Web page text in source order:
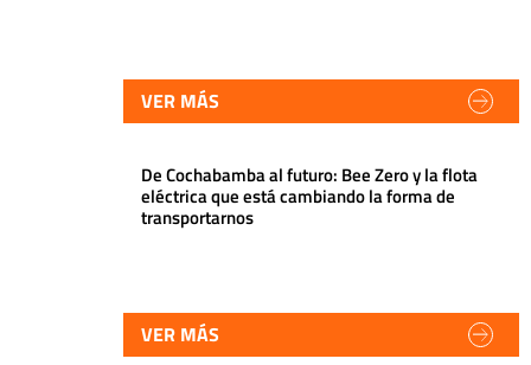
VER MÁS
De Cochabamba al futuro: Bee Zero y la flota
eléctrica que está cambiando la forma de
transportarnos
VER MÁS